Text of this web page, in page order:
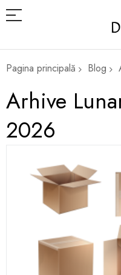
Pagina principală Blog
Arhive
2026